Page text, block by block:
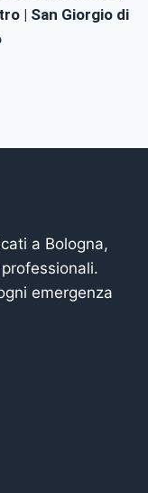
| San Giorgio di
a Bologna,
emergenza